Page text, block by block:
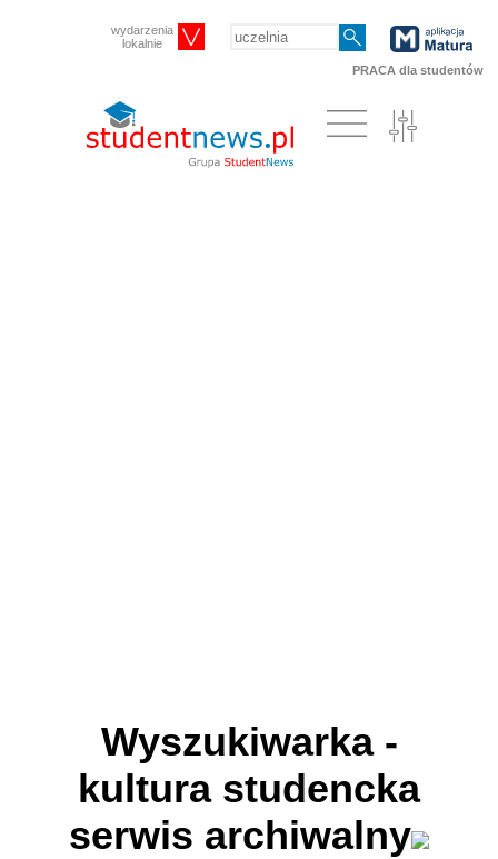
wydarzenia
lokalnie
PRACA dla studentów
Wyszukiwarka -
kultura studencka
serwis archiwalny